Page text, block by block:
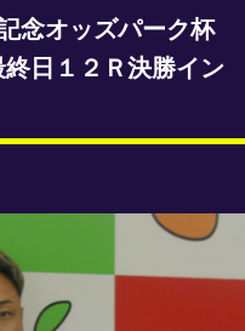
念オッズパーク杯
日１２Ｒ決勝イン